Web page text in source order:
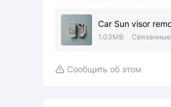
Car Sun visor
1.03MB
 Сообщить об этом